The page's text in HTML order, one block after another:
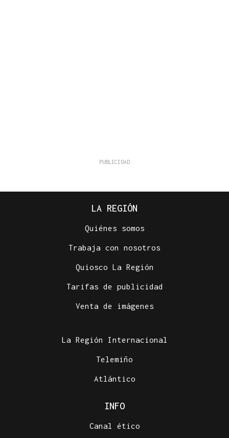
LA REGIÓN
Quiénes somos
Trabaja con nosotros
Quiosco La Región
Tarifas de publicidad
Venta de imágenes
La Región Internacional
Telemiño
Atlántico
INFO
Canal ético